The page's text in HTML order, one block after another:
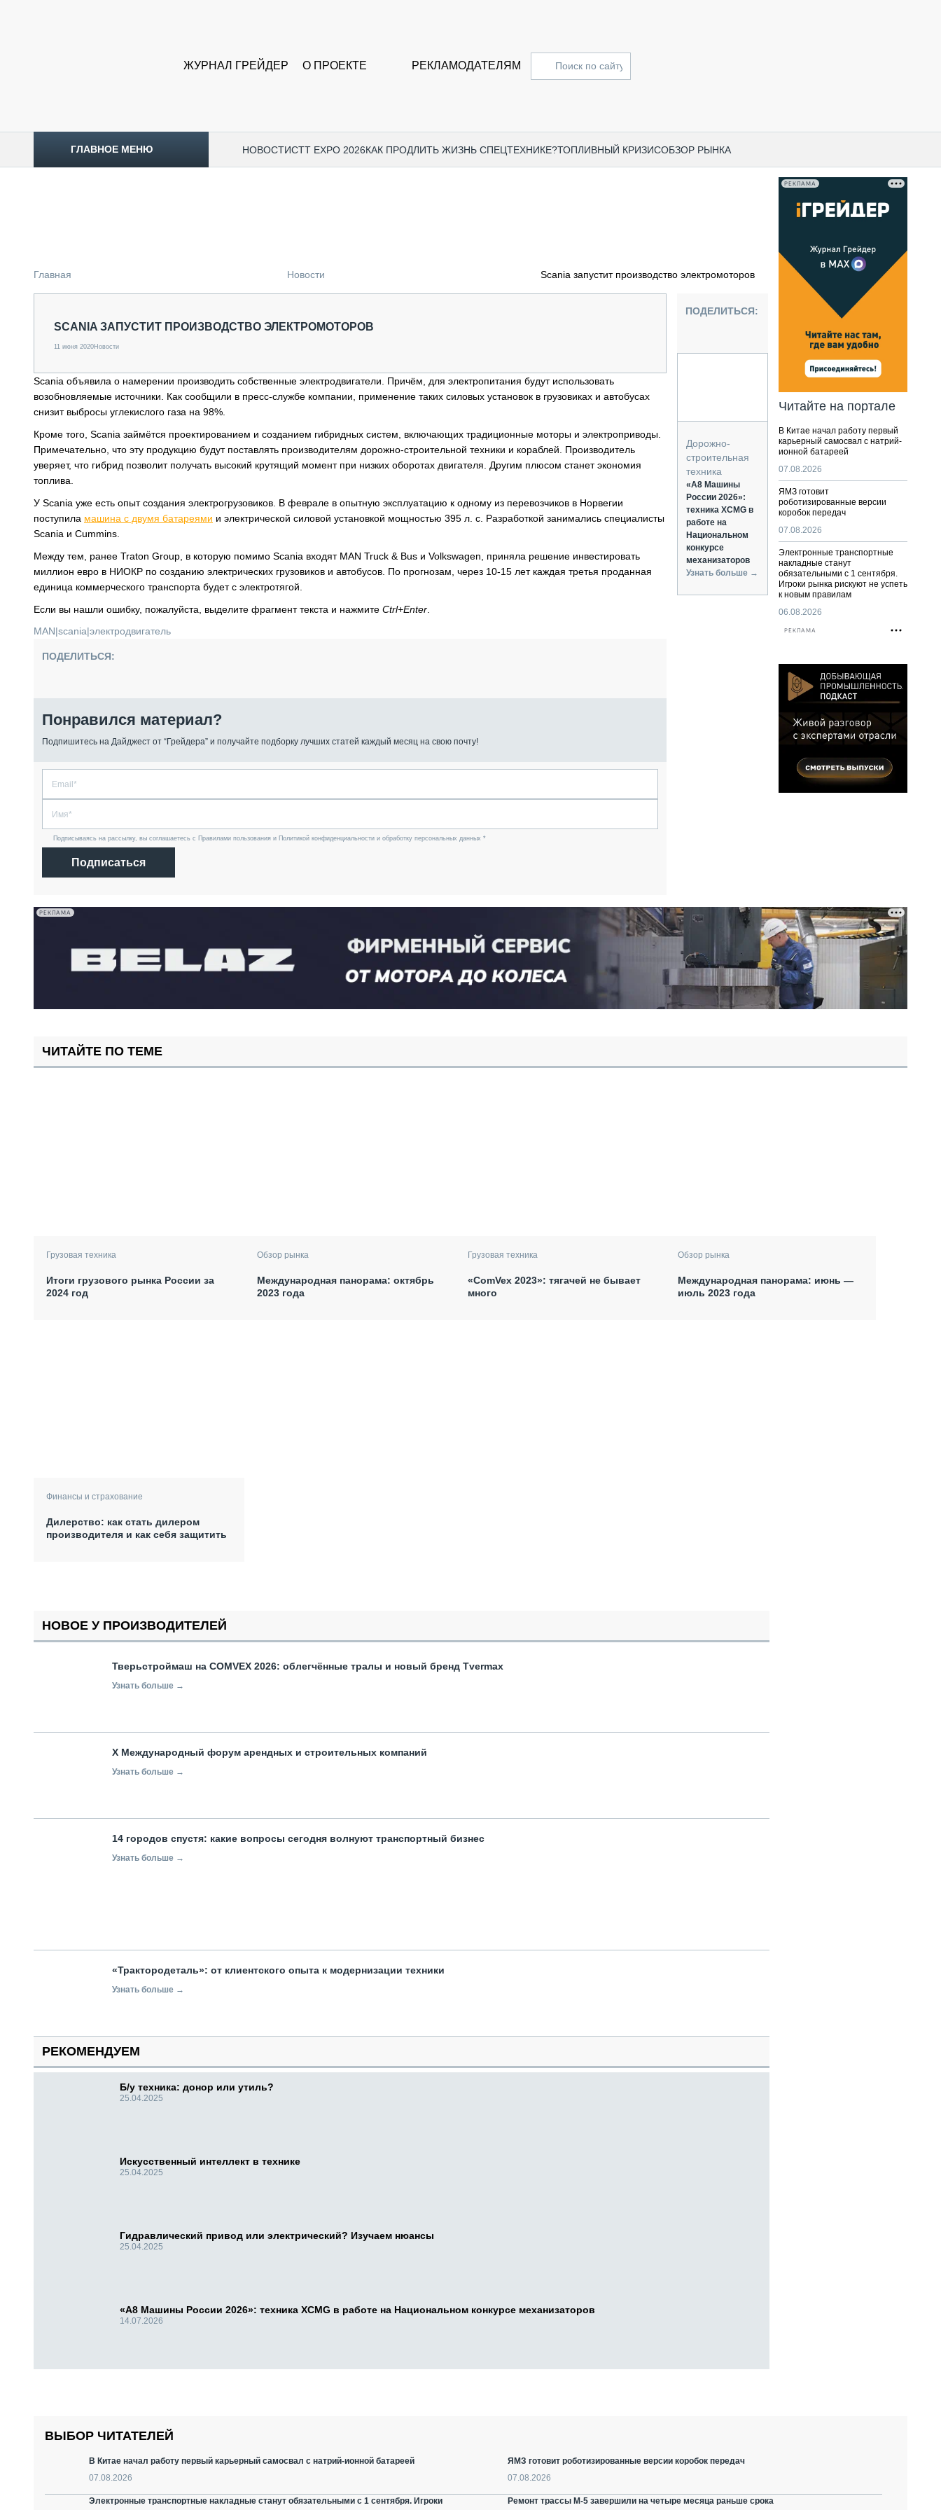
ЖУРНАЛ ГРЕЙДЕР О ПРОЕКТЕ РЕКЛАМОДАТЕЛЯМ
ГЛАВНОЕ МЕНЮ НОВОСТИCTT EXPO 2026КАК ПРОДЛИТЬ ЖИЗНЬ СПЕЦТЕХНИКЕ?ТОПЛИВНЫЙ КРИЗИСОБЗОР РЫНКА
ОБЗОР РЫНКА
ТЕХНИКА КРУПНЫМ ПЛАНОМ
ИСПЫТАТЕЛИ
ДОРОЖНАЯ ИНДУСТРИЯ
СЕРВИСМЕНЫ
МЕРОПРИЯТИЯ
ПОДЪЁМНАЯ ТЕХНИКА
ПРИЦЕПНАЯ ТЕХНИКА
КОММУНАЛЬНАЯ ТЕХНИКА
ТЕХНИКА СПЕЦИАЛЬНОГО НАЗНАЧЕНИЯ
КАРЬЕРНАЯ ТЕХНИКА
АВТОМАТИЗАЦИЯ И ТЕХНОЛОГИИ
КОМПЛЕКТУЮЩИЕ И СЕРВИС
Главная Новости Scania запустит производство электромоторов
SCANIA ЗАПУСТИТ ПРОИЗВОДСТВО ЭЛЕКТРОМОТОРОВ
11 июня 2020Новости
Scania объявила о намерении производить собственные электродвигатели. Причём, для электропитания будут использовать
возобновляемые источники. Как сообщили в пресс-службе компании, применение таких силовых установок в грузовиках и автобусах
снизит выбросы углекислого газа на 98%.
Кроме того, Scania займётся проектированием и созданием гибридных систем, включающих традиционные моторы и электроприводы.
Примечательно, что эту продукцию будут поставлять производителям дорожно-строительной техники и кораблей. Производитель
уверяет, что гибрид позволит получать высокий крутящий момент при низких оборотах двигателя. Другим плюсом станет экономия
топлива.
У Scania уже есть опыт создания электрогрузовиков. В феврале в опытную эксплуатацию к одному из перевозчиков в Норвегии
поступила машина с двумя батареями и электрической силовой установкой мощностью 395 л. с. Разработкой занимались специалисты
Scania и Cummins.
Между тем, ранее Traton Group, в которую помимо Scania входят MAN Truck & Bus и Volkswagen, приняла решение инвестировать
миллион евро в НИОКР по созданию электрических грузовиков и автобусов. По прогнозам, через 10-15 лет каждая третья проданная
единица коммерческого транспорта будет с электротягой.
Если вы нашли ошибку, пожалуйста, выделите фрагмент текста и нажмите Ctrl+Enter
MAN|scania|электродвигатель
ПОДЕЛИТЬСЯ:
Понравился материал?
Подпишитесь на Дайджест от “Грейдера” и получайте подборку лучших статей каждый месяц на свою почту!
Подписываясь на рассылку, вы соглашаетесь с Правилами пользования и Политикой конфиденциальности и обработку персональных данных *
Подписаться
ПОДЕЛИТЬСЯ:
Дорожно-
строительная
техника
«А8 Машины
России 2026»:
техника XCMG в
работе на
Национальном
конкурсе
механизаторов
Узнать больше →
РЕКЛАМА
Читайте на портале
В Китае начал работу первый
карьерный самосвал с натрий-
ионной батареей
07.08.2026
ЯМЗ готовит
роботизированные версии
коробок передач
07.08.2026
Электронные транспортные
накладные станут
обязательными с 1 сентября.
Игроки рынка рискуют не успеть
к новым правилам
06.08.2026
РЕКЛАМА
РЕКЛАМА
ЧИТАЙТЕ ПО ТЕМЕ
Грузовая техника
Итоги грузового рынка России за
2024 год
Обзор рынка
Международная панорама: октябрь
2023 года
Грузовая техника
«ComVex 2023»: тягачей не бывает
много
Обзор рынка
Международная панорама: июнь —
июль 2023 года
Финансы и страхование
Дилерство: как стать дилером
производителя и как себя защитить
НОВОЕ У ПРОИЗВОДИТЕЛЕЙ
Тверьстроймаш на COMVEX 2026: облегчённые тралы и новый бренд Tvermax
Узнать больше →
X Международный форум арендных и строительных компаний
Узнать больше →
14 городов спустя: какие вопросы сегодня волнуют транспортный бизнес
Узнать больше →
«Трактородеталь»: от клиентского опыта к модернизации техники
Узнать больше →
РЕКОМЕНДУЕМ
Б/у техника: донор или утиль?
25.04.2025
Искусственный интеллект в технике
25.04.2025
Гидравлический привод или электрический? Изучаем нюансы
25.04.2025
«А8 Машины России 2026»: техника XCMG в работе на Национальном конкурсе механизаторов
14.07.2026
ВЫБОР ЧИТАТЕЛЕЙ
В Китае начал работу первый карьерный самосвал с натрий-ионной батареей
07.08.2026
ЯМЗ готовит роботизированные версии коробок передач
07.08.2026
Электронные транспортные накладные станут обязательными с 1 сентября. Игроки
Ремонт трассы М-5 завершили на четыре месяца раньше срока